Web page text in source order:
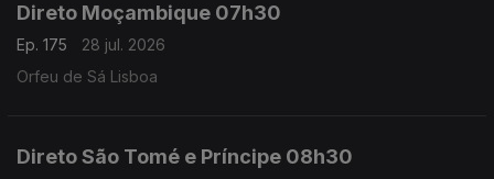
Direto Moçambique 07h30
Ep. 175
28 jul. 2026
Orfeu de Sá Lisboa
Direto São Tomé e Príncipe 08h30